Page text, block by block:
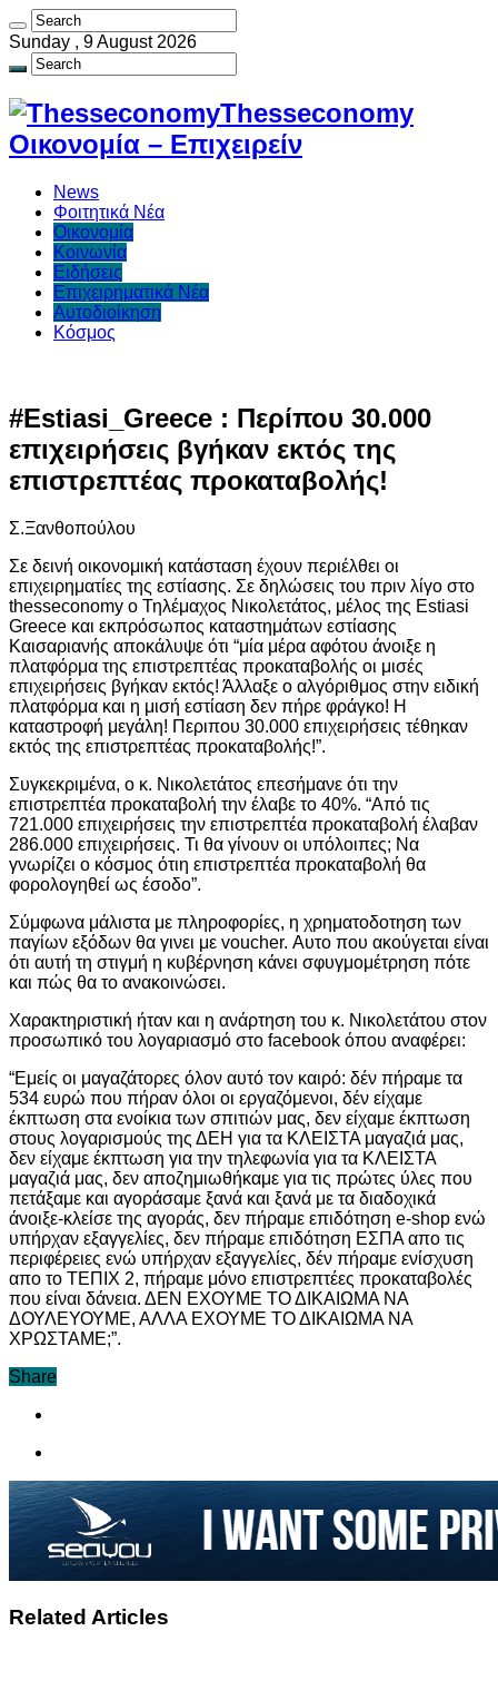
Sunday , 9 August 2026
Thesseconomy
Οικονομία – Επιχειρείν
News
Φοιτητικά Νέα
Οικονομία
Κοινωνία
Ειδήσεις
Επιχειρηματικά Νέα
Αυτοδιοίκηση
Κόσμος
#Estiasi_Greece : Περίπου 30.000
επιχειρήσεις βγήκαν εκτός της
επιστρεπτέας προκαταβολής!
Σ.Ξανθοπούλου
Σε δεινή οικονομική κατάσταση έχουν περιέλθει οι
επιχειρηματίες της εστίασης. Σε δηλώσεις του πριν λίγο στο
thesseconomy ο Τηλέμαχος Νικολετάτος, μέλος της Estiasi
Greece και εκπρόσωπος καταστημάτων εστίασης
Καισαριανής αποκάλυψε ότι “μία μέρα αφότου άνοιξε η
πλατφόρμα της επιστρεπτέας προκαταβολής οι μισές
επιχειρήσεις βγήκαν εκτός! Άλλαξε ο αλγόριθμος στην ειδική
πλατφόρμα και η μισή εστίαση δεν πήρε φράγκο! Η
καταστροφή μεγάλη! Περιπου 30.000 επιχειρήσεις τέθηκαν
εκτός της επιστρεπτέας προκαταβολής!”.
Συγκεκριμένα, ο κ. Νικολετάτος επεσήμανε ότι την
επιστρεπτέα προκαταβολή την έλαβε το 40%. “Από τις
721.000 επιχειρήσεις την επιστρεπτέα προκαταβολή έλαβαν
286.000 επιχειρήσεις. Τι θα γίνουν οι υπόλοιπες; Να
γνωρίζει ο κόσμος ότιη επιστρεπτέα προκαταβολή θα
φορολογηθεί ως έσοδο”.
Σύμφωνα μάλιστα με πληροφορίες, η χρηματοδοτηση των
παγίων εξόδων θα γινει με voucher. Αυτο που ακούγεται είναι
ότι αυτή τη στιγμή η κυβέρνηση κάνει σφυγμομέτρηση πότε
και πώς θα το ανακοινώσει.
Χαρακτηριστική ήταν και η ανάρτηση του κ. Νικολετάτου στον
προσωπικό του λογαριασμό στο facebook όπου αναφέρει:
“Εμείς οι μαγαζάτορες όλον αυτό τον καιρό: δέν πήραμε τα
534 ευρώ που πήραν όλοι οι εργαζόμενοι, δέν είχαμε
έκπτωση στα ενοίκια των σπιτιών μας, δεν είχαμε έκπτωση
στους λογαρισμούς της ΔΕΗ για τα ΚΛΕΙΣΤΑ μαγαζιά μας,
δεν είχαμε έκπτωση για την τηλεφωνία για τα ΚΛΕΙΣΤΑ
μαγαζιά μας, δεν αποζημιωθήκαμε για τις πρώτες ύλες που
πετάξαμε και αγοράσαμε ξανά και ξανά με τα διαδοχικά
άνοιξε-κλείσε της αγοράς, δεν πήραμε επιδότηση e-shop ενώ
υπήρχαν εξαγγελίες, δεν πήραμε επιδότηση ΕΣΠΑ απο τις
περιφέρειες ενώ υπήρχαν εξαγγελίες, δέν πήραμε ενίσχυση
απο το ΤΕΠΙΧ 2, πήραμε μόνο επιστρεπτέες προκαταβολές
που είναι δάνεια. ΔΕΝ ΕΧΟΥΜΕ ΤΟ ΔΙΚΑΙΩΜΑ ΝΑ
ΔΟΥΛΕΥΟΥΜΕ, ΑΛΛΑ ΕΧΟΥΜΕ ΤΟ ΔΙΚΑΙΩΜΑ ΝΑ
ΧΡΩΣΤΑΜΕ;”.
Share
Related Articles